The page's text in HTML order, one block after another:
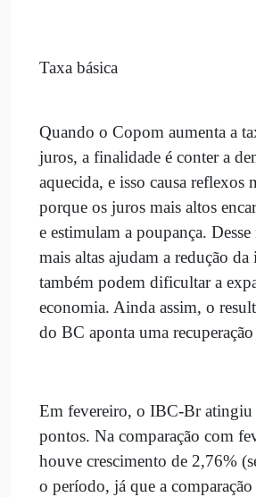
Taxa básica
Quando o Copom aumenta a
juros, a finalidade é conter a
aquecida, e isso causa reflexos
porque os juros mais altos
e estimulam a poupança.
mais altas ajudam a redução da
também podem dificultar a
economia. Ainda assim, o
do BC aponta uma
Em fevereiro, o IBC-Br atingiu
pontos. Na comparação com
houve crescimento de 2,76%
o período, já que a comparação